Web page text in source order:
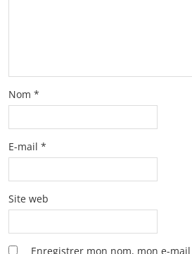
Nom *
E-mail *
Site web
Enregistrer mon nom, mon e-